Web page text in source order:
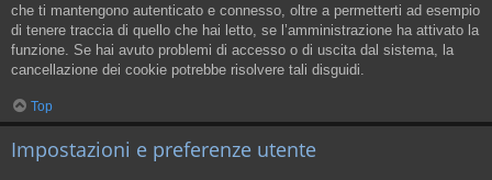
che ti mantengono autenticato e connesso, oltre a permetterti ad esempio
di tenere traccia di quello che hai letto, se l’amministrazione ha attivato la
funzione. Se hai avuto problemi di accesso o di uscita dal sistema, la
cancellazione dei cookie potrebbe risolvere tali disguidi.
Top
Impostazioni e preferenze utente